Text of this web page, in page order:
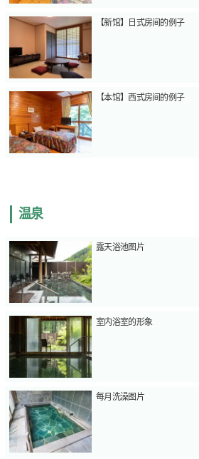
【新馆】日式房间的例子
【本馆】西式房间的例子
温泉
露天浴池图片
室内浴室的形象
每月洗澡图片